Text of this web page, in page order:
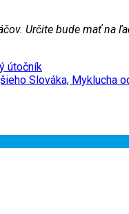
Určite bude mať
útočník
Slováka, Myklucha